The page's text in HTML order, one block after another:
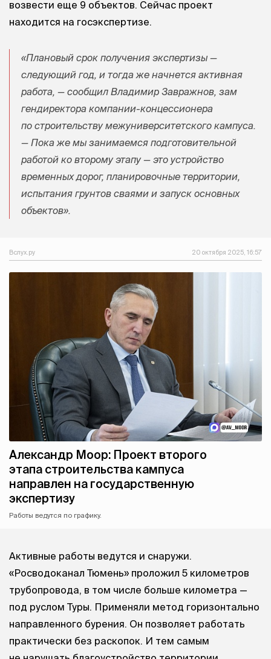
возвести еще 9 объектов. Сейчас проект
находится на госэкспертизе.
«Плановый срок получения экспертизы —
следующий год, и тогда же начнется активная
работа, — сообщил Владимир Завражнов, зам
гендиректора компании-концессионера
по строительству межуниверситетского кампуса.
— Пока же мы занимаемся подготовительной
работой ко второму этапу — это устройство
временных дорог, планировочные территории,
испытания грунтов сваями и запуск основных
объектов».
Вслух.ру 20 октября 2025, 16:57
Александр Моор: Проект второго
этапа строительства кампуса
направлен на государственную
экспертизу
Работы ведутся по графику.
Активные работы ведутся и снаружи.
«Росводоканал Тюмень» проложил 5 километров
трубопровода, в том числе больше километра —
под руслом Туры. Применяли метод горизонтально
направленного бурения. Он позволяет работать
практически без раскопок. И тем самым